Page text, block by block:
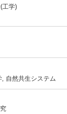
工学)
自然共生システム